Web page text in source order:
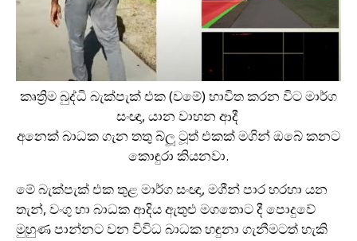
කෘත්‍රිම බුද්ධි බැක්පැක් එක (වමේ) භාවිත කරන විට මාර්ග
සංඥා, යාන වාහන ආදී
අනෙක් බාධක ගැන තතු බ්ලූ ටූත් එකක් මගින් ඔබේ කනට
කොඳුරා කියනවා.
මේ බැක්පැක් එක තුළ මාර්ග සංඥා, මගීන් පාර හරහා යන
තැන්, වංගු හා බාධක ආදිය ඇතුළු මගතොට දී පොදුවේ
මුහුණ පාන්නට වන විවිධ බාධක හඳුනා ගැනීමටත් හැකි